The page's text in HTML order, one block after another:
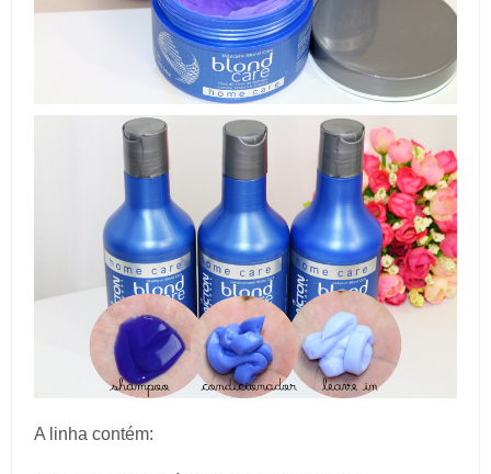
A linha contém: